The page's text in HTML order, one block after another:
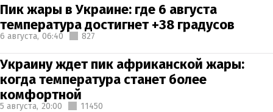
Пик жары в Украине: где 6 августа
температура достигнет +38 градусов
6 августа, 06:40 827
Украину ждет пик африканской жары:
когда температура станет более
комфортной
5 августа, 20:00 11450